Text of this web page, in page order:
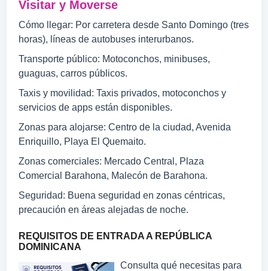
Visitar y Moverse
Cómo llegar: Por carretera desde Santo Domingo (tres
horas), líneas de autobuses interurbanos.
Transporte público: Motoconchos, minibuses,
guaguas, carros públicos.
Taxis y movilidad: Taxis privados, motoconchos y
servicios de apps están disponibles.
Zonas para alojarse: Centro de la ciudad, Avenida
Enriquillo, Playa El Quemaito.
Zonas comerciales: Mercado Central, Plaza
Comercial Barahona, Malecón de Barahona.
Seguridad: Buena seguridad en zonas céntricas,
precaución en áreas alejadas de noche.
REQUISITOS DE ENTRADA A REPÚBLICA
DOMINICANA
Consulta qué necesitas para